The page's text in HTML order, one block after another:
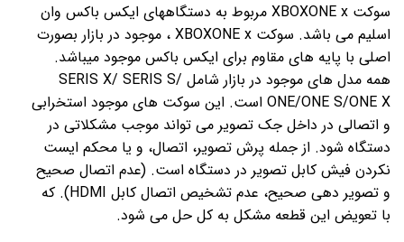
سوکت XBOXONE x مربوط به دستگاههای ایکس باکس وان
اسلیم می باشد. سوکت XBOXONE x
، موجود در بازار بصورت
اصلی با پایه های مقاوم برای ایکس باکس موجود میباشد.
همه مدل های موجود در بازار شامل SERIS X/ SERIS S/
ONE/ONE S/ONE X است. این سوکت های موجود استخرابی
و اتصالی در داخل جک تصویر می تواند موجب مشکلاتی در
دستگاه شود. از جمله پرش تصویر، اتصال، و یا محکم ایست
نکردن فیش کابل تصویر در دستگاه است. (عدم اتصال صحیح
و تصویر دهی صحیح، عدم تشخیص اتصال کابل HDMI). که
با تعویض این قطعه مشکل به کل حل می شود.